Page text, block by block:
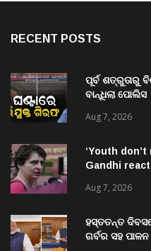
RECENT POSTS
ପୂର୍ବ ଶତ୍ରୁତାରୁ
ବାନ୍ଧିଲା ପୋଲିସ
Aug 7, 2026
‘Youth
Gandhi
Aug 7, 2026
ହସ୍ତତନ୍ତ
ଗର୍ବର ସହ